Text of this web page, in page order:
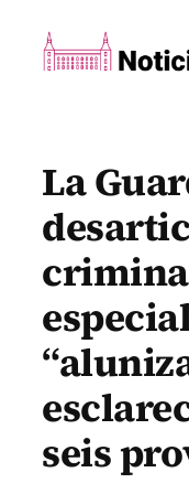
contenido
La
seis